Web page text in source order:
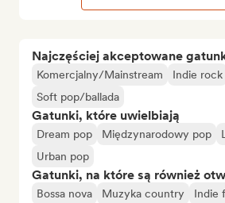
Najczęściej akceptowane
Komercjalny/Mainstream Indie rock
Soft pop/ballada
Gatunki, które uwielbiają
Dream pop Międzynarodowy pop
Urban pop
Gatunki, na które są również
Bossa nova Muzyka country Indie